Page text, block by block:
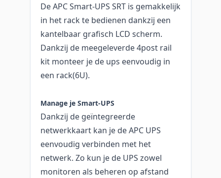
De APC Smart-UPS SRT is gemakkelijk
in het rack te bedienen dankzij een
kantelbaar grafisch LCD scherm.
Dankzij de meegeleverde 4post rail
kit monteer je de ups eenvoudig in
een rack(6U).
Manage je Smart-UPS
Dankzij de geïntegreerde
netwerkkaart kan je de APC UPS
eenvoudig verbinden met het
netwerk. Zo kun je de UPS zowel
monitoren als beheren op afstand